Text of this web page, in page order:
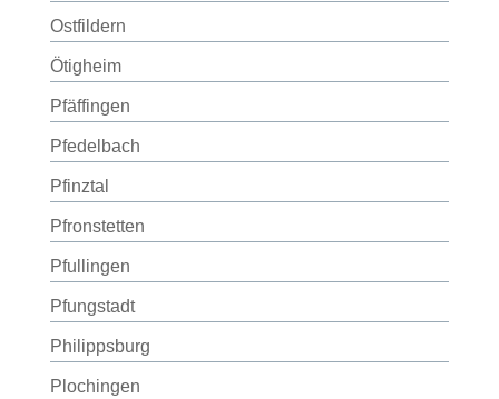
Ostfildern
Ötigheim
Pfäffingen
Pfedelbach
Pfinztal
Pfronstetten
Pfullingen
Pfungstadt
Philippsburg
Plochingen